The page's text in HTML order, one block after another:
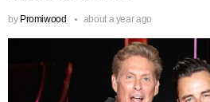
by Promiwood about a year ago